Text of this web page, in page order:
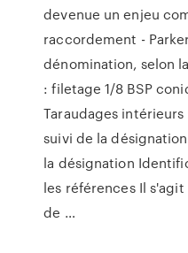
devenue un enjeu
raccordement -
dénomination, selon
: filetage 1/8 BSP
Taraudages
suivi de la
la désignation
les références Il
de …